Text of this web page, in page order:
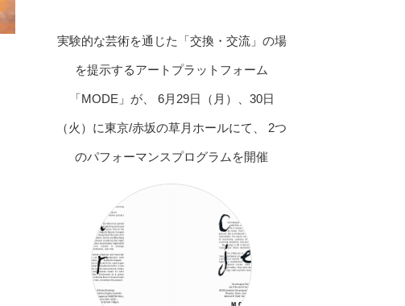
実験的な芸術を通じた「交換・交流」の場
を提示するアートプラットフォーム
「MODE」が、 6月29日（月）、30日
（火）に東京/赤坂の草月ホールにて、 2つ
のパフォーマンスプログラムを開催